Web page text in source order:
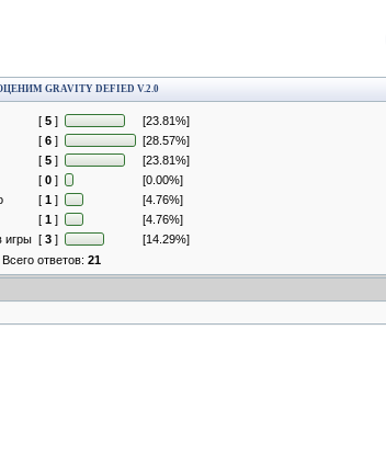
GRAVITY DEFIED V.2.0
[ 5]
[23.81%]
[ 6]
[28.57%]
[ 5]
[23.81%]
[ 0]
[0.00%]
[ 1]
[4.76%]
[ 1]
[4.76%]
игры [ 3]
[14.29%]
Всего ответов: 21